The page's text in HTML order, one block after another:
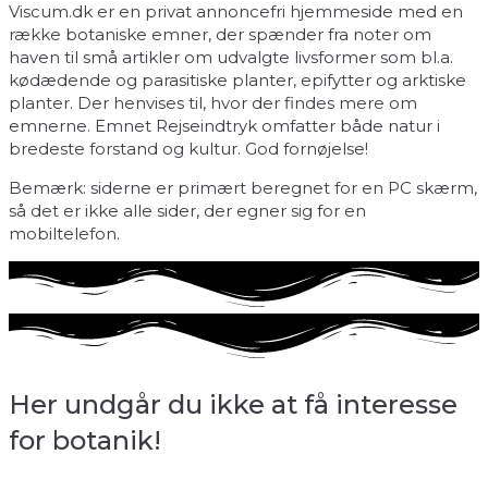
Viscum.dk er en privat annoncefri hjemmeside med en
række botaniske emner, der spænder fra noter om
haven til små artikler om udvalgte livsformer som bl.a.
kødædende og parasitiske planter, epifytter og arktiske
planter. Der henvises til, hvor der findes mere om
emnerne. Emnet Rejseindtryk omfatter både natur i
bredeste forstand og kultur. God fornøjelse!
Bemærk: siderne er primært beregnet for en PC skærm,
så det er ikke alle sider, der egner sig for en
mobiltelefon.
Her undgår du ikke at få interesse
for botanik!